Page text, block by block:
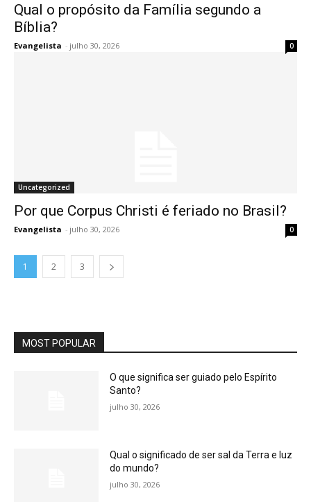
Qual o propósito da Família segundo a
Bíblia?
Evangelista - julho 30, 2026 0
Uncategorized
Por que Corpus Christi é feriado no Brasil?
Evangelista - julho 30, 2026 0
1 2 3
MOST POPULAR
O que significa ser guiado pelo Espírito
Santo?
julho 30, 2026
Qual o significado de ser sal da Terra e luz
do mundo?
julho 30, 2026